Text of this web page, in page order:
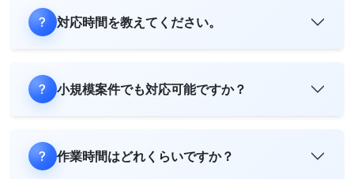
対応時間を教えてください。
小規模案件でも対応可能ですか？
作業時間はどれくらいですか？